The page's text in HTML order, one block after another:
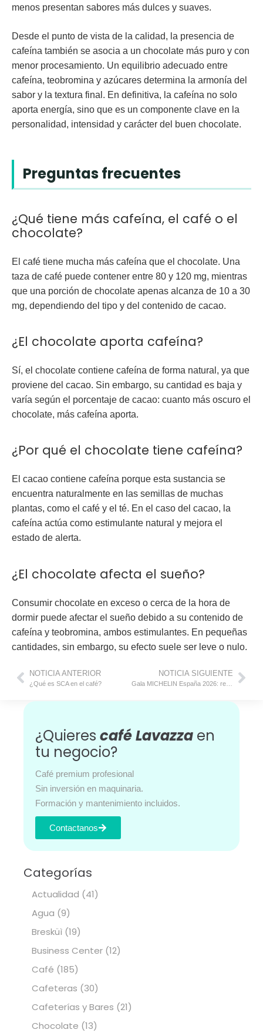
menos presentan sabores más dulces y suaves.
Desde el punto de vista de la calidad, la presencia de
cafeína también se asocia a un chocolate más puro y con
menor procesamiento. Un equilibrio adecuado entre
cafeína, teobromina y azúcares determina la armonía del
sabor y la textura final. En definitiva, la cafeína no solo
aporta energía, sino que es un componente clave en la
personalidad, intensidad y carácter del buen chocolate.
Preguntas frecuentes
¿Qué tiene más cafeína, el café o el
chocolate?
El café tiene mucha más cafeína que el chocolate. Una
taza de café puede contener entre 80 y 120 mg, mientras
que una porción de chocolate apenas alcanza de 10 a 30
mg, dependiendo del tipo y del contenido de cacao.
¿El chocolate aporta cafeína?
Sí, el chocolate contiene cafeína de forma natural, ya que
proviene del cacao. Sin embargo, su cantidad es baja y
varía según el porcentaje de cacao: cuanto más oscuro el
chocolate, más cafeína aporta.
¿Por qué el chocolate tiene cafeína?
El cacao contiene cafeína porque esta sustancia se
encuentra naturalmente en las semillas de muchas
plantas, como el café y el té. En el caso del cacao, la
cafeína actúa como estimulante natural y mejora el
estado de alerta.
¿El chocolate afecta el sueño?
Consumir chocolate en exceso o cerca de la hora de
dormir puede afectar el sueño debido a su contenido de
cafeína y teobromina, ambos estimulantes. En pequeñas
cantidades, sin embargo, su efecto suele ser leve o nulo.
NOTICIA ANTERIOR
¿Qué es SCA en el café?
NOTICIA SIGUIENTE
Gala MICHELIN España 2026: resumen, novedades y tablas completas de galardonados
¿Quieres café Lavazza en
tu negocio?
Café premium profesional
Sin inversión en maquinaria.
Formación y mantenimiento incluidos.
Contactanos
Categorías
Actualidad (41)
Agua (9)
Bresküì (19)
Business Center (12)
Café (185)
Cafeteras (30)
Cafeterías y Bares (21)
Chocolate (13)